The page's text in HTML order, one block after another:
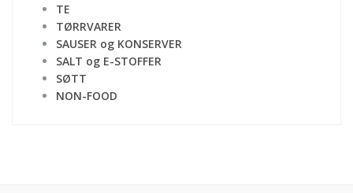
TE
TØRRVARER
SAUSER og KONSERVER
SALT og E-STOFFER
SØTT
NON-FOOD